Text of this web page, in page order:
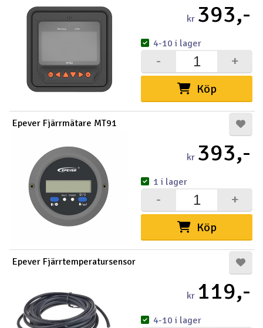
kr 393,-
Köp
+
-
4-10 i lager
Epever Fjärrmätare MT91
kr 393,-
Köp
+
-
1 i lager
Epever Fjärrtemperatursensor
kr 119,-
4-10 i lager